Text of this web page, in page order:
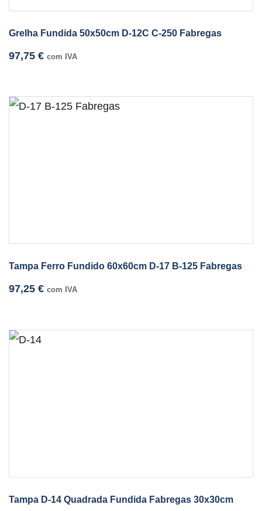
Grelha Fundida 50x50cm D-12C C-250 Fabregas
97,75 € com IVA
Tampa Ferro Fundido 60x60cm D-17 B-125 Fabregas
97,25 € com IVA
Tampa D-14 Quadrada Fundida Fabregas 30x30cm